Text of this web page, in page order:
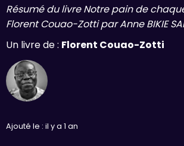
Résumé du livre Notre pain de
Florent Couao-Zotti par Anne BIKIE
Un livre de : Florent Couao-Zotti
Ajouté le : il y a 1 an